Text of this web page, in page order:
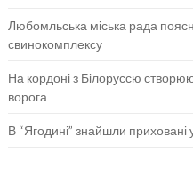
Любомльська міська рада
свинокомплексу
На кордоні з Білоруссю
ворога
В “Ягодині” знайшли приховані